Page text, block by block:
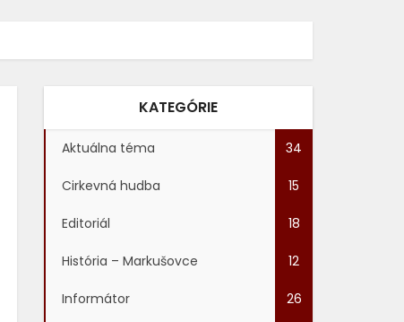
KATEGÓRIE
Aktuálna téma 34
Cirkevná hudba 15
Editoriál 18
História – Markušovce 12
Informátor 26